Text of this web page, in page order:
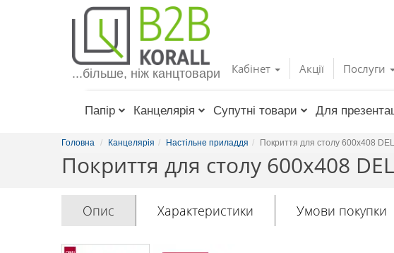
Toggle
navigation
Кабінет Акції Послуги
...більше, ніж канцтовари
Папір Канцелярія Супутні товари Для
Головна Канцелярія Настільне приладдя Покриття для столу 600х408
Покриття для столу 600х408
Опис Характеристики Умови покупки